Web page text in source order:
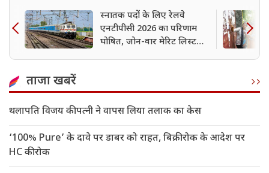
स्नातक पदों के लिए रेलवे
एनटीपीसी 2026 का परिणाम
घोषित, जोन-वार मेरिट लिस्ट
ताजा खबरें
थलापति विजय की पत्नी ने वापस लिया तलाक का केस
‘100% Pure’ के दावे पर डाबर को राहत, बिक्री रोक के आदेश पर
HC की रोक